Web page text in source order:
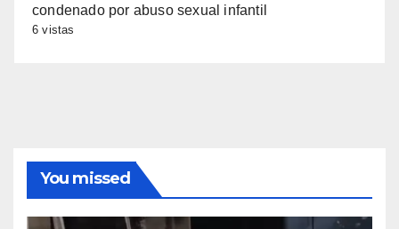
condenado por abuso sexual infantil
6 vistas
You missed